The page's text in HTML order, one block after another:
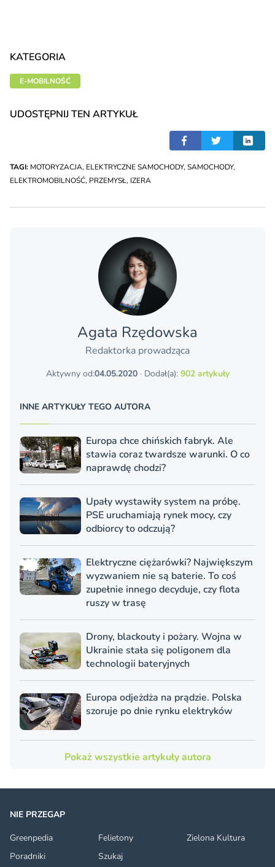
KATEGORIA
E-MOBILNOŚĆ
UDOSTĘPNIJ TEN ARTYKUŁ
TAGI: MOTORYZACJA, ELEKTRYCZNE SAMOCHODY, SAMOCHODY,
ELEKTROMOBILNOŚĆ, PRZEMYSŁ, IZERA
Agata Rzędowska
Redaktorka prowadząca
Aktywny od:04.05.2020· Dodał(a): 902 artykuły
INNE ARTYKUŁY TEGO AUTORA
Europa chce chińskich fabryk. Ale
stawia coraz twardsze warunki. O co
naprawdę chodzi?
Upały wystawiły system na próbę.
PSE uruchamiają rynek mocy, czy
odbiorcy to odczują?
Elektryczne ciężarówki? Największym
wyzwaniem nie są baterie. To coś
zupełnie innego decyduje, czy flota
ruszy w trasę
Drony, blackouty i pożary. Wojna w
Ukrainie stała się poligonem dla
technologii bateryjnych
Europa odjeżdża na prądzie. Polska
szoruje po dnie rynku elektryków
Pokaż wszystkie artykuły autora
NIE PRZEGAP
Greenpedia
Felietony
Zielona Kultura
Poradniki
Szukaj